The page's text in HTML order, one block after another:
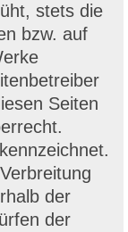
stets die
bzw. auf
Seiten
der
der